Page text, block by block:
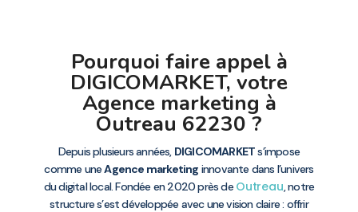
Pourquoi faire appel à
DIGICOMARKET, votre
Agence marketing à
Outreau 62230 ?
Depuis plusieurs années, DIGICOMARKETs’impose
comme uneAgence marketing innovante dans l’univers
du digital local. Fondée en 2020 près de Outreau, notre
structure s’est développée avec une vision claire : offrir